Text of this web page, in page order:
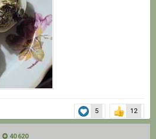
5 12
40 620